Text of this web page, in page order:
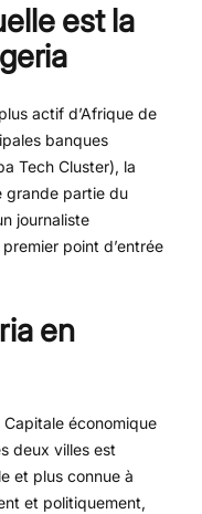
est la
actif d’Afrique de
banques
Tech Cluster), la
grande partie du
journaliste
point d’entrée
en
Capitale économique
deux villes est
et plus connue à
et politiquement,